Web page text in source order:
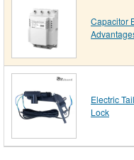
Capacitor
Electric
Lock